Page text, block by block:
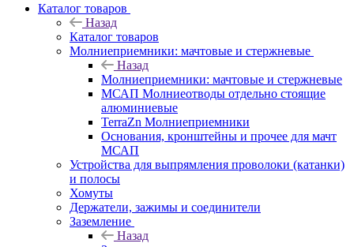
Каталог товаров
Назад
Каталог товаров
Молниеприемники: мачтовые и стержневые
Назад
Молниеприемники: мачтовые и стержневые
МСАП Молниеотводы отдельно стоящие
алюминиевые
TerraZn Молниеприемники
Основания, кронштейны и прочее для мачт
МСАП
Устройства для выпрямления проволоки (катанки)
и полосы
Хомуты
Держатели, зажимы и соединители
Заземление
Назад